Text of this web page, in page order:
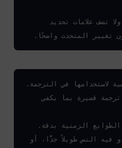
تغيير المتحدث واضحًا.
احرص على أن تكون كل ترجمة قصيرة بما يكفي